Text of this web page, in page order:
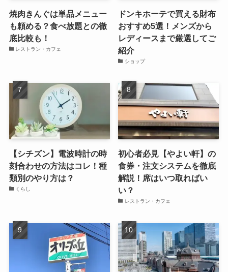
焼肉きんぐは単品メニュー
も頼める？食べ放題との徹
底比較も！
レストラン・カフェ
ドンキホーテで買える財布
おすすめ5選！メンズから
レディースまで厳選してご
紹介
ショップ
【シチズン】電波時計の時
刻合わせの方法はコレ！種
類別のやり方は？
くらし
初心者必見【やよい軒】の
食券・注文システムを徹底
解説！席はいつ取ればい
い？
レストラン・カフェ